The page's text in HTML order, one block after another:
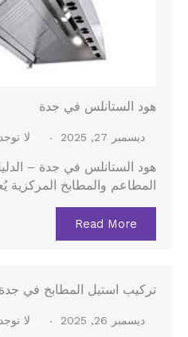
هود الستانلس في جدة
ديسمبر 27, 2025 لا
هود الستانلس في جدة –
المطاعم والمطابخ المركزية
Read More
تركيب استيل المطابخ في جدة
ديسمبر 26, 2025 لا